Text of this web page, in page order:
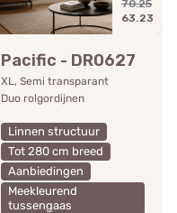
70.25
63.23
Pacific - DR0627
XL, Semi transparant
Duo rolgordijnen
Linnen structuur
Tot 280 cm breed
Aanbiedingen
Meekleurend
tussengaas